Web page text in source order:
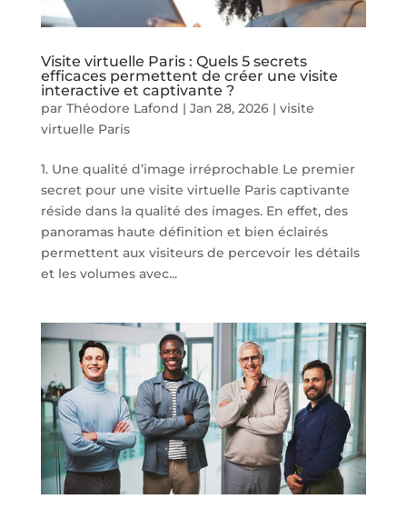
Visite virtuelle Paris : Quels 5 secrets
efficaces permettent de créer une visite
interactive et captivante ?
par Théodore Lafond | Jan 28, 2026| visite
virtuelle Paris
1. Une qualité d’image irréprochable Le premier
secret pour une visite virtuelle Paris captivante
réside dans la qualité des images. En effet, des
panoramas haute définition et bien éclairés
permettent aux visiteurs de percevoir les détails
et les volumes avec...